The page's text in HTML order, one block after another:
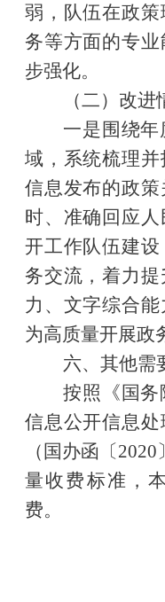
弱，队伍在政
务等方面的专
步强化。
（二）改进
一是围绕
域，系统梳理
信息发布的政策
时、准确回应
开工作队伍建
务交流，着力
力、文字综合能
为高质量开展政
六、其他需
按照《国务
信息公开信息处
（国办函〔2020
量收费标准，
费。